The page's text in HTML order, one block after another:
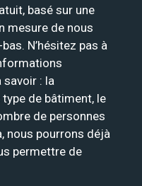
basé sur une
mesure de nous
N’hésitez pas à
savoir : la
de bâtiment, le
de personnes
nous pourrons déjà
permettre de